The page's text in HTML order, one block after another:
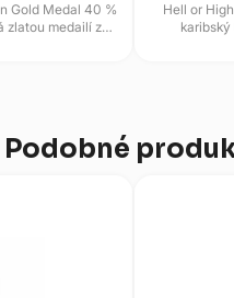
Gold Medal 40 %
zlatou medailí z
Hell or
Podobné